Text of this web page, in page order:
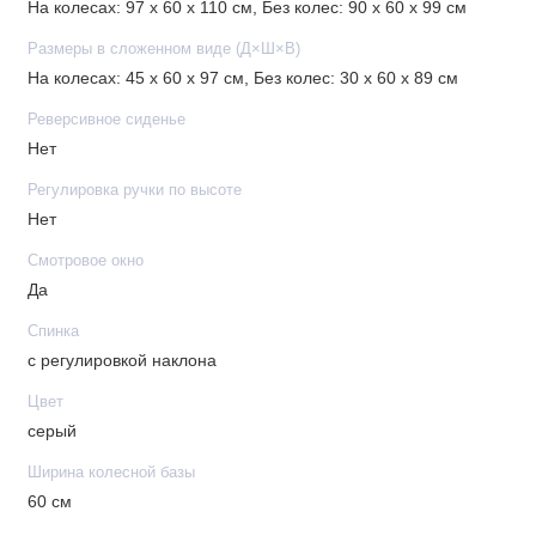
предварительного уведомления покупателя вносить
На колесах: 97 х 60 х 110 см, Без колес: 90 х 60 х 99 см
Размеры в сложенном виде (Д×Ш×В)
На колесах: 45 х 60 х 97 см, Без колес: 30 х 60 х 89 см
Реверсивное сиденье
Нет
Регулировка ручки по высоте
Нет
Смотровое окно
Да
Спинка
с регулировкой наклона
Цвет
серый
Ширина колесной базы
60 см